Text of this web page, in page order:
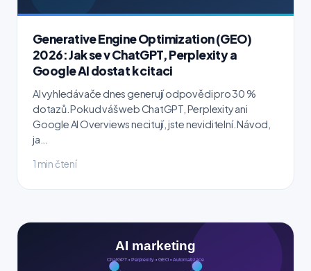
Generative Engine Optimization (GEO)
2026: Jak se v ChatGPT, Perplexity a
Google AI dostat k citaci
AI vyhledávače dnes generují odpovědi pro 30 %
dotazů. Pokud váš web ChatGPT, Perplexity ani
Google AI Overviews necitují, jste neviditelní. Návod,
ja...
1 min čtení